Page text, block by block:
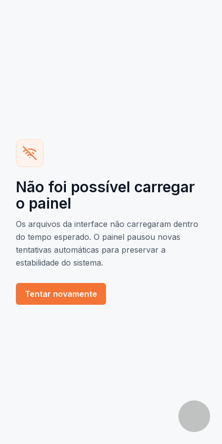
Não foi possível carregar
o painel
Os arquivos da interface não carregaram dentro
do tempo esperado. O painel pausou novas
tentativas automáticas para preservar a
estabilidade do sistema.
Tentar novamente